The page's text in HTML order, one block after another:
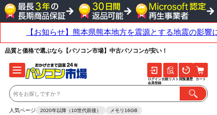
品質と価格で選ぶなら【パソコン市場】中古パソコンが安い！
人気ページ 2020年以降（10世代前後） メモリ16GB
ログイン
会員登録
比較リスト 閲覧履歴 カート